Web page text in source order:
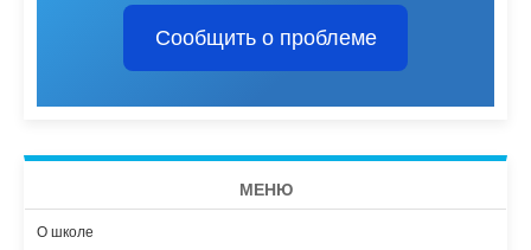
Сообщить о проблеме
МЕНЮ
О школе